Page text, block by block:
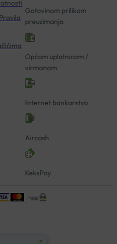
Pravila
Gotovinom prilikom
preuzimanja
Općom uplatnicom /
virmanom
Internet bankarstvo
Aircash
KeksPay